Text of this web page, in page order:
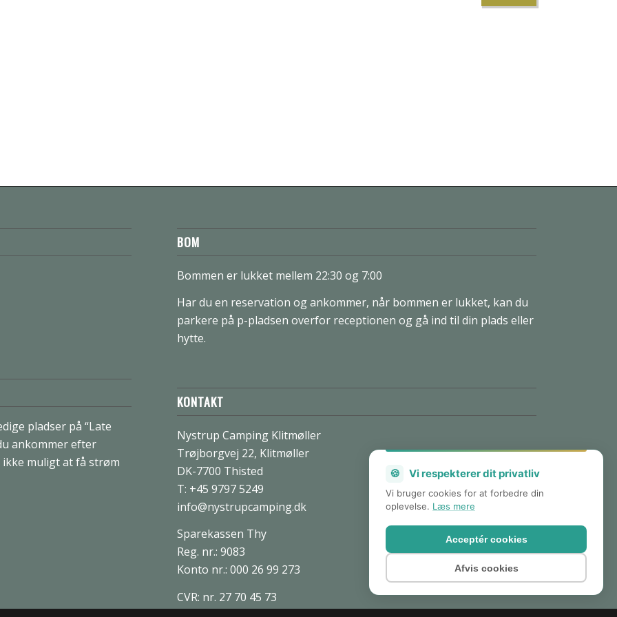
pladser på “Late
ankommer efter
ikke muligt at få strøm
BOM
Bommen er lukket mellem 22:30 og 7:00
Har du en reservation og ankommer, når bommen er lukket, kan du
parkere på p-pladsen overfor receptionen og gå ind til din plads eller
hytte.
KONTAKT
Nystrup Camping Klitmøller
Trøjborgvej 22, Klitmøller
DK-7700 Thisted
T: +45 9797 5249
info@nystrupcamping.dk
Sparekassen Thy
Reg. nr.: 9083
Konto nr.: 000 26 99 273
CVR: nr. 27 70 45 73
🍪 Vi respekterer dit privatliv
Vi bruger cookies for at forbedre din
oplevelse. Læs mere
Acceptér cookies
Afvis cookies